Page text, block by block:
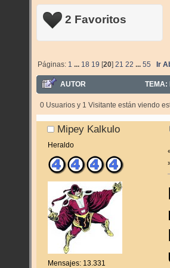
2 Favoritos
Páginas: 1 ... 18 19 [20]21 22 ...55 Ir
AUTOR TEMA:
VECES)
0 Usuarios y 1 Visitante están viendo
Mipey Kalkulo
Heraldo
Mensajes: 13.331